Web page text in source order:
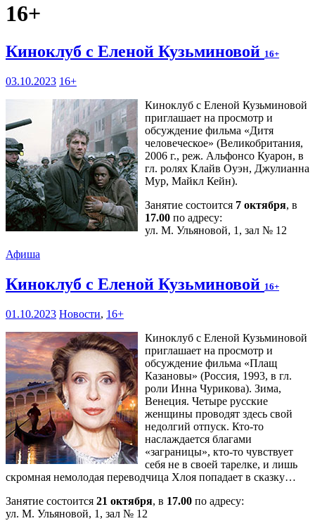
16+
Киноклуб с Еленой Кузьминовой 16+
03.10.2023 16+
Киноклуб с Еленой Кузьминовой
приглашает на просмотр и
обсуждение фильма «Дитя
человеческое» (Великобритания,
2006 г., реж. Альфонсо Куарон, в
гл. ролях Клайв Оуэн, Джулианна
Мур, Майкл Кейн).
Занятие состоится 7 октября, в
17.00 по адресу:
ул. М. Ульяновой, 1, зал № 12
Афиша
Киноклуб с Еленой Кузьминовой 16+
01.10.2023 Новости, 16+
Киноклуб с Еленой Кузьминовой
приглашает на просмотр и
обсуждение фильма «Плащ
Казановы» (Россия, 1993, в гл.
роли Инна Чурикова). Зима,
Венеция. Четыре русские
женщины проводят здесь свой
недолгий отпуск. Кто-то
наслаждается благами
«заграницы», кто-то чувствует
себя не в своей тарелке, и лишь
скромная немолодая переводчица Хлоя попадает в сказку…
Занятие состоится 21 октября, в 17.00 по адресу:
ул. М. Ульяновой, 1, зал № 12